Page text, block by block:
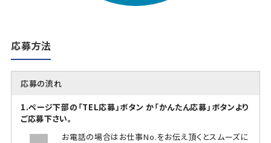
応募方法
応募の流れ
1.ページ下部の「TEL応募」ボタン か「かんたん応募」ボタンより
ご応募下さい。
お電話の場合はお仕事No.をお伝え頂くとスムーズに